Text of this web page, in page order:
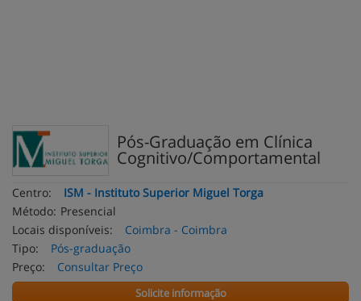
Pós-Graduação em Clínica
Cognitivo/Comportamental
Centro:
ISM - Instituto Superior Miguel Torga
Método: Presencial
Locais disponíveis:
Coimbra - Coimbra
Tipo:
Pós-graduação
Preço:
Consultar Preço
Solicite informação